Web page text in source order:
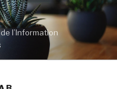
l’Information